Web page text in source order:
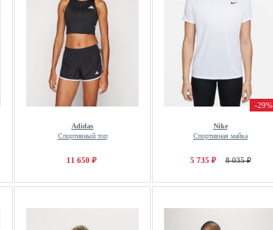
Adidas
Спортивный топ
11 650 ₽
-29%
Nike
Спортивная майка
5 735 ₽ 8 035 ₽